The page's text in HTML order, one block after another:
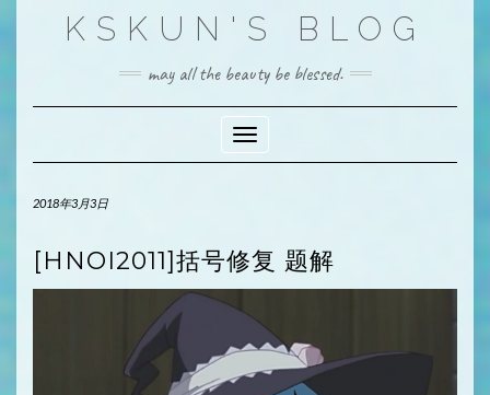
KSKUN'S BLOG
may all the beauty be blessed.
Toggle Navigation
2018年3月3日
[HNOI2011]括号修复 题解